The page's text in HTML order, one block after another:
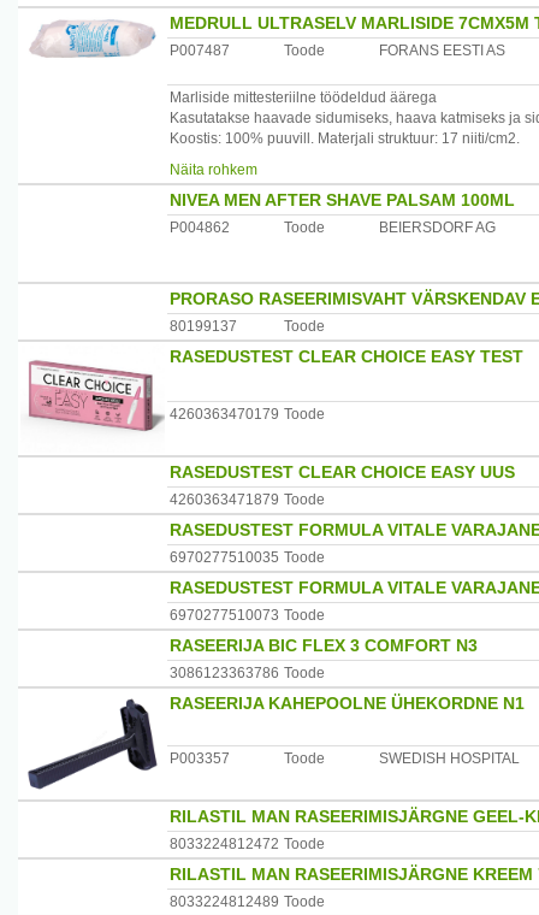
MEDRULL ULTRASELV MARLISIDE 7CMX5M
P007487 Toode FORANS EESTI AS
Marliside mittesteriilne töödeldud äärega
Kasutatakse haavade sidumiseks, haava katmiseks ja
Koostis: 100% puuvill. Materjali struktuur: 17 niiti/cm2.
Näita rohkem
NIVEA MEN AFTER SHAVE PALSAM 100ML
P004862 Toode BEIERSDORF AG
PRORASO RASEERIMISVAHT VÄRSKENDAV
80199137 Toode
RASEDUSTEST CLEAR CHOICE EASY TEST
4260363470179 Toode
RASEDUSTEST CLEAR CHOICE EASY UUS
4260363471879 Toode
RASEDUSTEST FORMULA VITALE
6970277510035 Toode
RASEDUSTEST FORMULA VITALE
6970277510073 Toode
RASEERIJA BIC FLEX 3 COMFORT N3
3086123363786 Toode
RASEERIJA KAHEPOOLNE ÜHEKORDNE N1
P003357 Toode SWEDISH HOSPITAL
RILASTIL MAN RASEERIMISJÄRGNE GEEL-
8033224812472 Toode
RILASTIL MAN RASEERIMISJÄRGNE KREEM
8033224812489 Toode